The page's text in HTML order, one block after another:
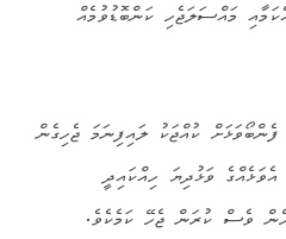
މައްސަލަޖެހި ކަންބޮޑުވުމެއް
ކުއްޖަކު ލައިފިނަމަ ޖެހިގެން
ވަޅުދިޔަ ހިއްކައިދީ
ވެސް ކުރަން ޖެހޭ ކަމެކެވެ.